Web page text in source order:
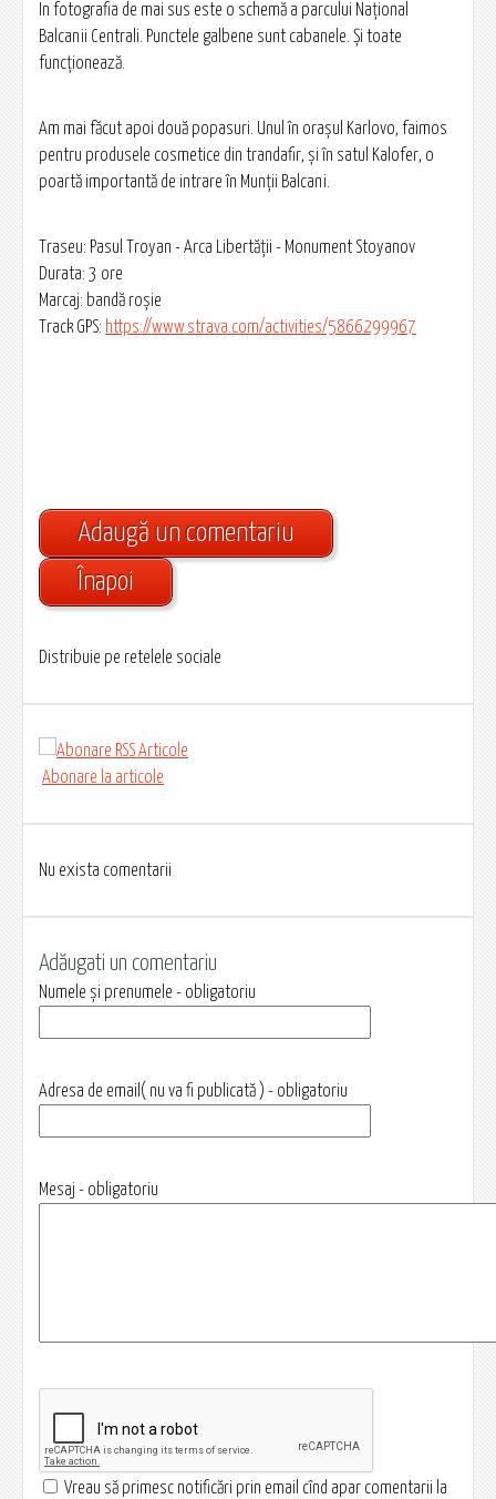
In fotografia de mai sus este o schemă a parcului Național
Balcanii Centrali. Punctele galbene sunt cabanele. Și toate
funcționează.
Am mai făcut apoi două popasuri. Unul în orașul Karlovo, faimos
pentru produsele cosmetice din trandafir, și în satul Kalofer, o
poartă importantă de intrare în Munții Balcani.
Traseu: Pasul Troyan - Arca Libertății - Monument Stoyanov
Durata: 3 ore
Marcaj: bandă roșie
Track GPS: https://www.strava.com/activities/5866299967
Adaugă un comentariu
Înapoi
Distribuie pe retelele sociale
Abonare la articole
Nu exista comentarii
Adăugati un comentariu
Numele și prenumele - obligatoriu
Adresa de email( nu va fi publicată ) - obligatoriu
Mesaj - obligatoriu
Vreau să primesc notificări prin email cînd apar comentarii la